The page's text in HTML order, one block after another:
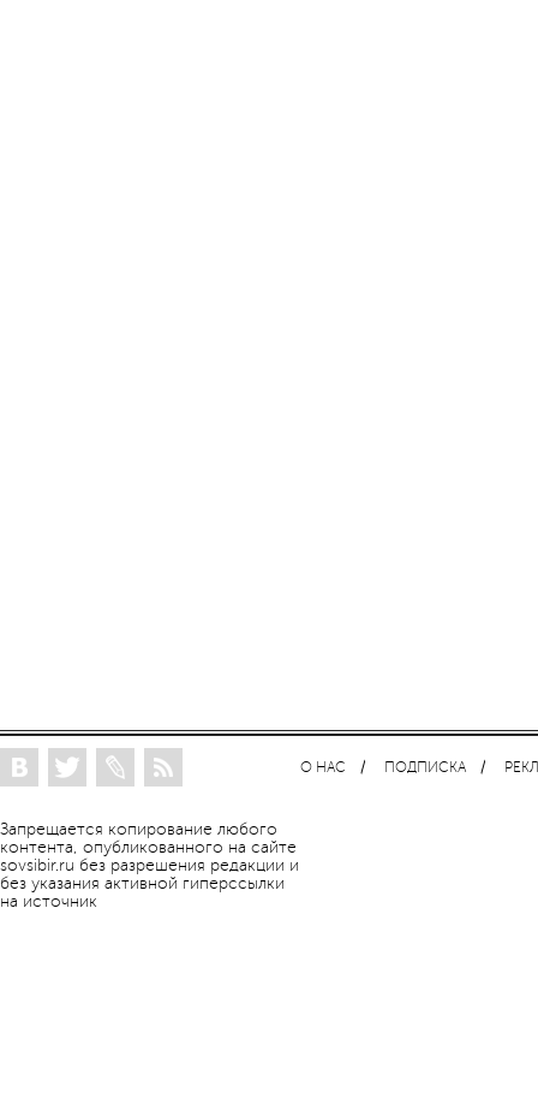
Запрещается копирование любого
контента, опубликованного на сайте
sovsibir.ru без разрешения редакции и
без указания активной гиперссылки
на источник
О НАС ПОДПИСКА